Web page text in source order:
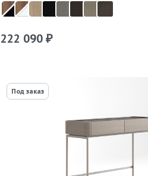
222 090 ₽
Под заказ